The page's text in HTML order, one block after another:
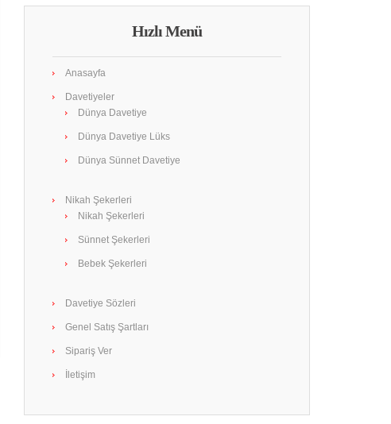
Hızlı Menü
Anasayfa
Davetiyeler
Dünya Davetiye
Dünya Davetiye Lüks
Dünya Sünnet Davetiye
Nikah Şekerleri
Nikah Şekerleri
Sünnet Şekerleri
Bebek Şekerleri
Davetiye Sözleri
Genel Satış Şartları
Sipariş Ver
İletişim